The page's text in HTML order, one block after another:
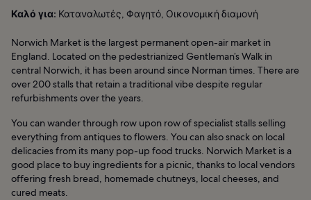
Καλό για: Καταναλωτές, Φαγητό, Οικονομική διαμονή
Norwich Market is the largest permanent open-air market in
England. Located on the pedestrianized Gentleman’s Walk in
central Norwich, it has been around since Norman times. There are
over 200 stalls that retain a traditional vibe despite regular
refurbishments over the years.
You can wander through row upon row of specialist stalls selling
everything from antiques to flowers. You can also snack on local
delicacies from its many pop-up food trucks. Norwich Market is a
good place to buy ingredients for a picnic, thanks to local vendors
offering fresh bread, homemade chutneys, local cheeses, and
cured meats.